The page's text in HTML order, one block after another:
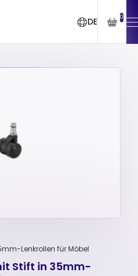
DE 0
Lenkrollen für Möbel
Stift in 35mm-